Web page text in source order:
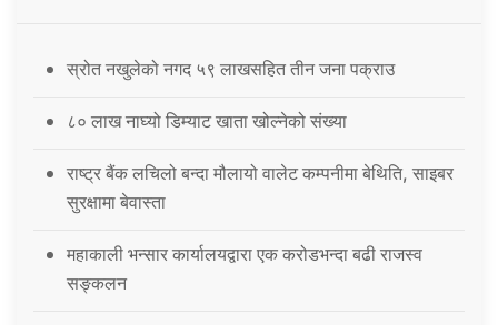
स्रोत नखुलेको नगद ५९ लाखसहित तीन जना पक्राउ
८० लाख नाघ्यो डिम्याट खाता खोल्नेको संख्या
राष्ट्र बैंक लचिलो बन्दा मौलायो वालेट कम्पनीमा बेथिति, साइबर
सुरक्षामा बेवास्ता
महाकाली भन्सार कार्यालयद्वारा एक करोडभन्दा बढी राजस्व
सङ्कलन